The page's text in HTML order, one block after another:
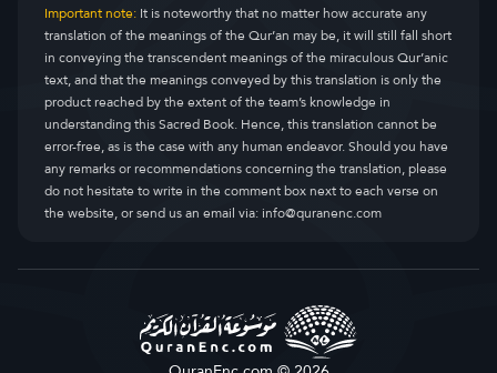
Important note:It is noteworthy that no matter how accurate any
translation of the meanings of the Qur’an may be, it will still fall short
in conveying the transcendent meanings of the miraculous Qur’anic
text, and that the meanings conveyed by this translation is only the
product reached by the extent of the team’s knowledge in
understanding this Sacred Book. Hence, this translation cannot be
error-free, as is the case with any human endeavor. Should you have
any remarks or recommendations concerning the translation, please
do not hesitate to write in the comment box next to each verse on
the website, or send us an email via:info@quranenc.com